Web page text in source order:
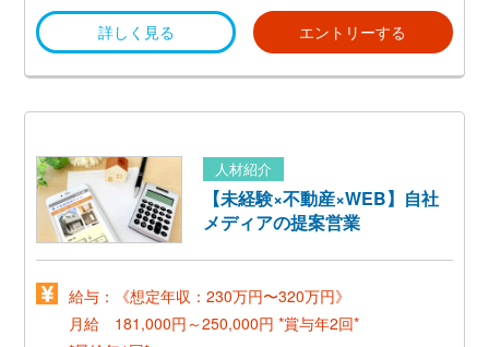
プライベートも充実可能！
詳しく見る
エントリーする
人材紹介
【未経験×不動産×WEB】自社
メディアの提案営業
給与：《想定年収：230万円〜320万円》
月給 181,000円～250,000円 *賞与年2回*